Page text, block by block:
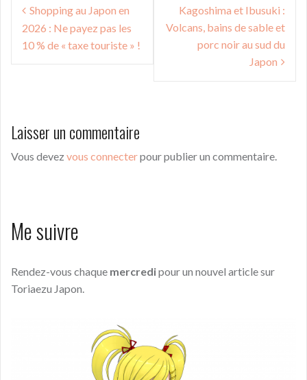
de
l’article
Shopping au Japon en
2026 : Ne payez pas les
10 % de « taxe touriste » !
Kagoshima et Ibusuki :
Volcans, bains de sable et
porc noir au sud du
Japon
Laisser un commentaire
Vous devez vous connecterpour publier un commentaire.
Me suivre
Rendez-vous chaque mercredipour un nouvel article sur
Toriaezu Japon.